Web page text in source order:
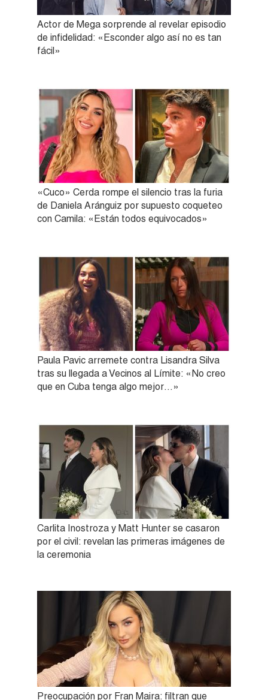
Actor de Mega sorprende al revelar episodio
de infidelidad: «Esconder algo así no es tan
fácil»
«Cuco» Cerda rompe el silencio tras la furia
de Daniela Aránguiz por supuesto coqueteo
con Camila: «Están todos equivocados»
Paula Pavic arremete contra Lisandra Silva
tras su llegada a Vecinos al Límite: «No creo
que en Cuba tenga algo mejor…»
Carlita Inostroza y Matt Hunter se casaron
por el civil: revelan las primeras imágenes de
la ceremonia
Preocupación por Fran Maira: filtran que